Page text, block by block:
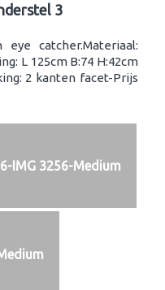
3
catcher.Materiaal:
L 125cm B:74 H:42cm
2 kanten facet-Prijs
6-IMG 3256-Medium